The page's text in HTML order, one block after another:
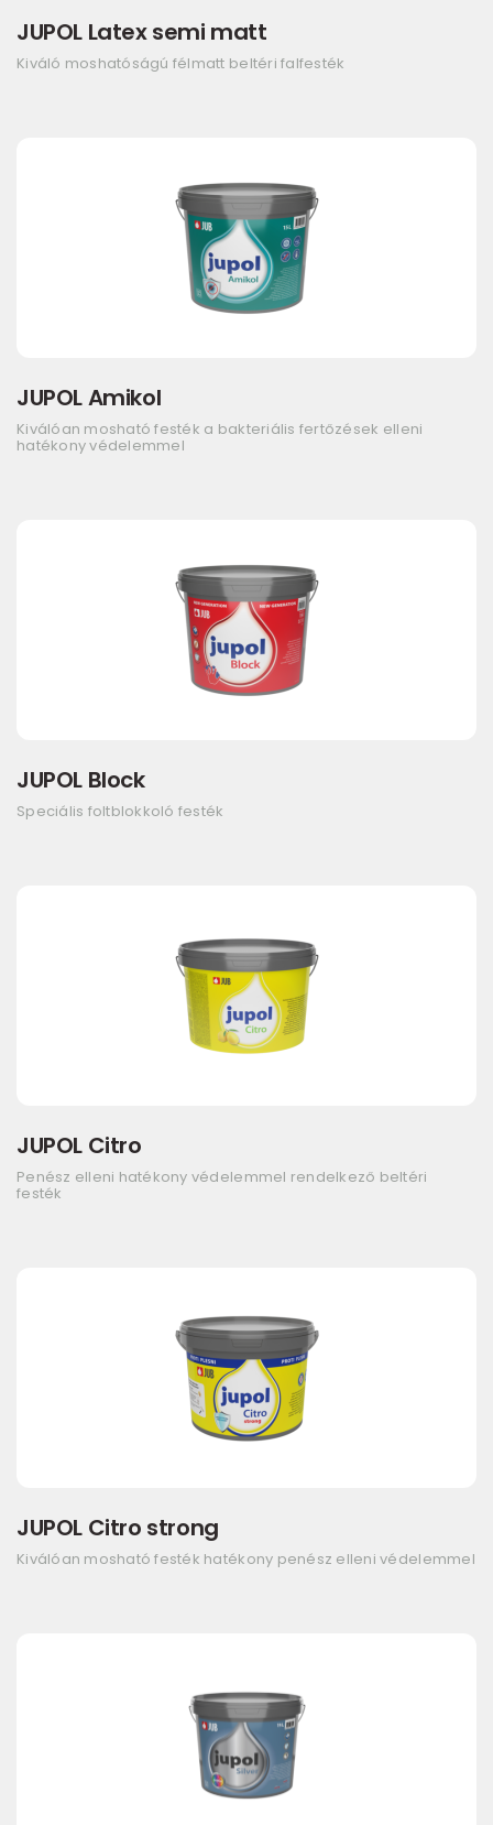
JUPOL Latex semi matt
Kiváló moshatóságú félmatt beltéri falfesték
JUPOL Amikol
Kiválóan mosható festék a bakteriális fertőzések elleni
hatékony védelemmel
JUPOL Block
Speciális foltblokkoló festék
JUPOL Citro
Penész elleni hatékony védelemmel rendelkező beltéri
festék
JUPOL Citro strong
Kiválóan mosható festék hatékony penész elleni védelemmel